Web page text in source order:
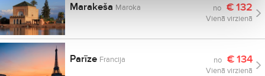
Marakeša Maroka no €132
Vienā virzienā
Parīze Francija no €134
Vienā virzienā